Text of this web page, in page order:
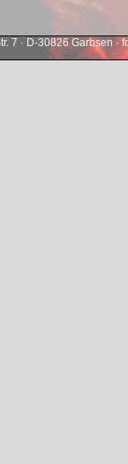
7 · D-30826